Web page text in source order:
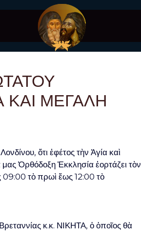
ΚΑΙ ΜΕΓΑΛΗ
ὅτι ἐφέτος τὴν Ἁγία καὶ
Ὀρθόδοξη Ἐκκλησία ἑορτάζει τὸν
09:00 τὸ πρωὶ ἕως 12:00 τὸ
κ.κ. ΝΙΚΗΤΑ, ὁ ὁποῖος θὰ